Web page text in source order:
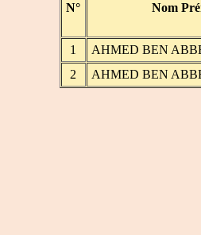
N° Nom
1 AHMED BEN
2
AHMED BEN